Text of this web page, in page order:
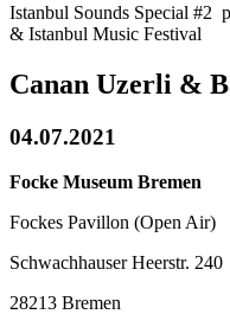
Istanbul Sounds Special #2
& Istanbul Music Festival
Canan Uzerli &
04.07.2021
Focke Museum Bremen
Fockes Pavillon (Open Air)
Schwachhauser Heerstr. 240
28213 Bremen